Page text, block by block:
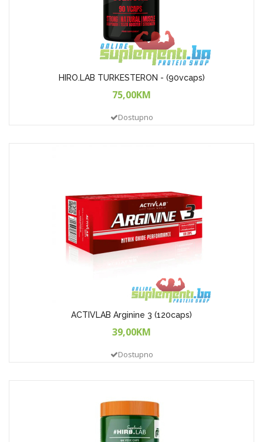
HIRO.LAB TURKESTERON - (90vcaps)
75,00KM
Dostupno
ACTIVLAB Arginine 3 (120caps)
39,00KM
Dostupno